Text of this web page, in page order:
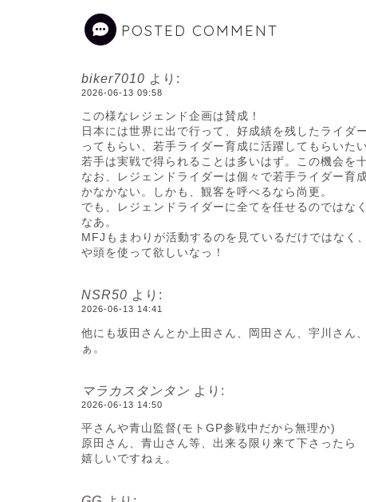
POSTED COMMENT
biker7010 より:
2026-06-13 09:58
この様なレジェンド企画は賛成！
日本には世界に出で行って、好成績を残したライダ
ってもらい、若手ライダー育成に活躍してもらいたい
若手は実戦で得られることは多いはず。この機会を
なお、レジェンドライダーは個々で若手ライダー育
かなかない。しかも、観客を呼べるなら尚更。
でも、レジェンドライダーに全てを任せるのではな
なあ。
MFJもまわりが活動するのを見ているだけではなく
や頭を使って欲しいなっ！
NSR50 より:
2026-06-13 14:41
他にも坂田さんとか上田さん、岡田さん、宇川さん
ぁ。
マラカスタンタン より:
2026-06-13 14:50
平さんや青山監督(モトGP参戦中だから無理か)
原田さん、青山さん等、出来る限り来て下さったら
嬉しいですねぇ。